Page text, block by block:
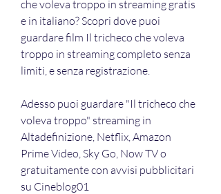
che voleva troppo in streaming gratis
e in italiano? Scopri dove puoi
guardare film Il tricheco che voleva
troppo in streaming completo senza
limiti, e senza registrazione.
Adesso puoi guardare "Il tricheco che
voleva troppo" streaming in
Altadefinizione, Netflix, Amazon
Prime Video, Sky Go, Now TV o
gratuitamente con avvisi pubblicitari
su Cineblog01